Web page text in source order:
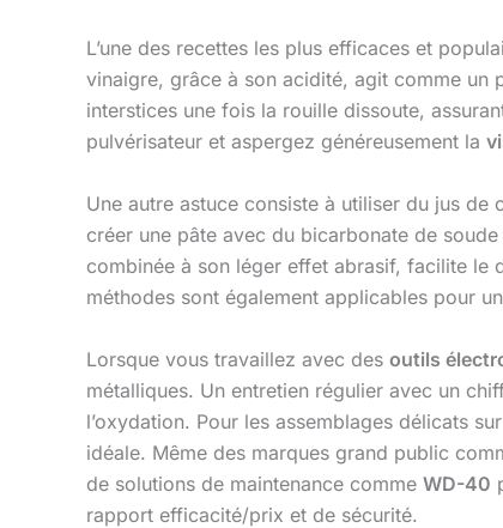
L’une des recettes les plus efficaces et
vinaigre, grâce à son acidité, agit comme un
interstices une fois la rouille dissoute,
pulvérisateur et aspergez généreusement la
Une autre astuce consiste à utiliser du jus
créer une pâte avec du bicarbonate de
combinée à son léger effet abrasif, facilite le
méthodes sont également applicables pour
Lorsque vous travaillez avec des outils
métalliques. Un entretien régulier avec un
l’oxydation. Pour les assemblages délicats
idéale. Même des marques grand public
de solutions de maintenance comme WD-40
rapport efficacité/prix et de sécurité.